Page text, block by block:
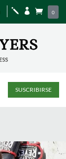
j   0
SUSCRIBIRSE